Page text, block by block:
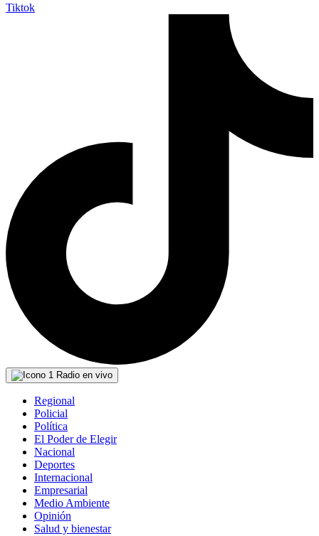
Tiktok
Radio en vivo
Regional
Policial
Política
El Poder de Elegir
Nacional
Deportes
Internacional
Empresarial
Medio Ambiente
Opinión
Salud y bienestar